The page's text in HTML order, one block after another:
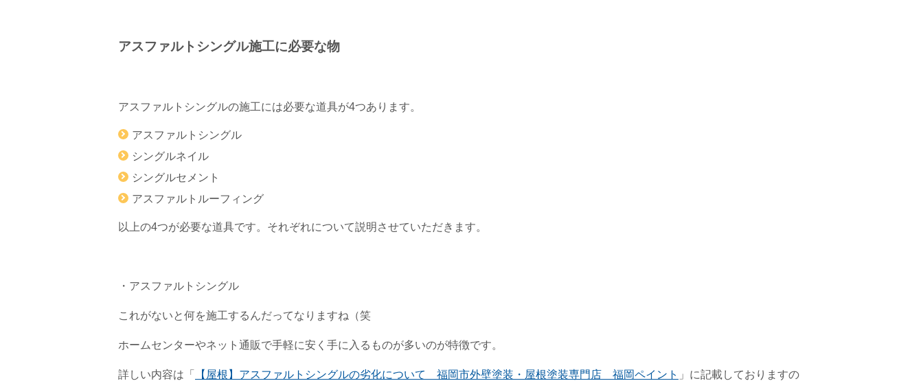
アスファルトシングル施工に必要な物
アスファルトシングルの施工には必要な道具が4つあります。
アスファルトシングル
シングルネイル
シングルセメント
アスファルトルーフィング
以上の4つが必要な道具です。それぞれについて説明させていただきます。
・アスファルトシングル
これがないと何を施工するんだってなりますね（笑
ホームセンターやネット通販で手軽に安く手に入るものが多いのが特徴です。
詳しい内容は「 【屋根】アスファルトシングルの劣化について 福岡市外壁塗装・屋根塗装専門店 福岡ペイント 」に記載しておりますの